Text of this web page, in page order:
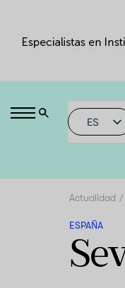
ES
Actualidad
ESPAÑA